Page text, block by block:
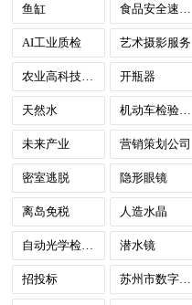
鱼缸
AI工业质检 艺术摄影服务
开瓶器
天然水 机动车检验检测
未来产业 营销策划公司
密室逃脱 隐形眼镜
离岛免税 人造水晶
潜水镜
招投标 苏州市数字政府